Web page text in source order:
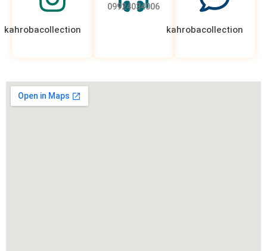
kahrobacollection
09924034006
kahrobacollection